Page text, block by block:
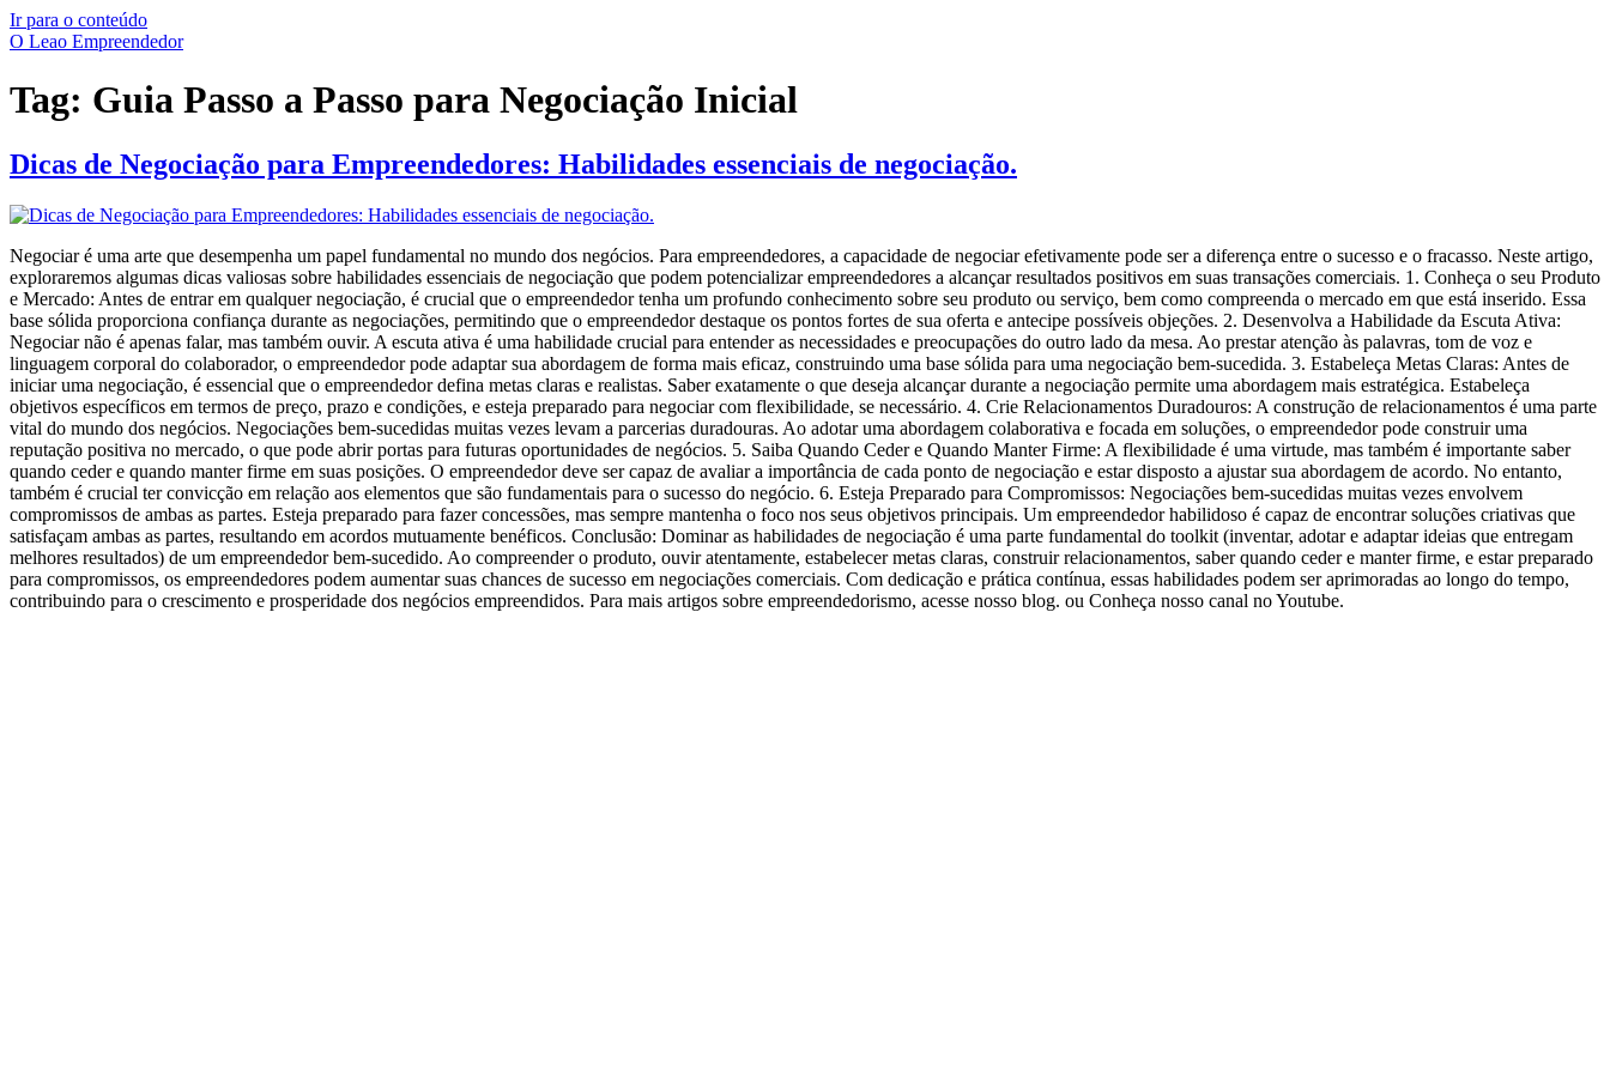
Ir para o conteúdo
O Leao Empreendedor
Tag: Guia Passo a Passo para Negociação Inicial
Dicas de Negociação para Empreendedores: Habilidades essenciais de negociação.
Negociar é uma arte que desempenha um papel fundamental no mundo dos negócios. Para empreendedores, a capacidade de negociar efetivamente pode ser a diferença entre o sucesso e o fracasso. Neste artigo,
exploraremos algumas dicas valiosas sobre habilidades essenciais de negociação que podem potencializar empreendedores a alcançar resultados positivos em suas transações comerciais. 1. Conheça o seu Produto
e Mercado: Antes de entrar em qualquer negociação, é crucial que o empreendedor tenha um profundo conhecimento sobre seu produto ou serviço, bem como compreenda o mercado em que está inserido. Essa
base sólida proporciona confiança durante as negociações, permitindo que o empreendedor destaque os pontos fortes de sua oferta e antecipe possíveis objeções. 2. Desenvolva a Habilidade da Escuta Ativa:
Negociar não é apenas falar, mas também ouvir. A escuta ativa é uma habilidade crucial para entender as necessidades e preocupações do outro lado da mesa. Ao prestar atenção às palavras, tom de voz e
linguagem corporal do colaborador, o empreendedor pode adaptar sua abordagem de forma mais eficaz, construindo uma base sólida para uma negociação bem-sucedida. 3. Estabeleça Metas Claras: Antes de
iniciar uma negociação, é essencial que o empreendedor defina metas claras e realistas. Saber exatamente o que deseja alcançar durante a negociação permite uma abordagem mais estratégica. Estabeleça
objetivos específicos em termos de preço, prazo e condições, e esteja preparado para negociar com flexibilidade, se necessário. 4. Crie Relacionamentos Duradouros: A construção de relacionamentos é uma parte
vital do mundo dos negócios. Negociações bem-sucedidas muitas vezes levam a parcerias duradouras. Ao adotar uma abordagem colaborativa e focada em soluções, o empreendedor pode construir uma
reputação positiva no mercado, o que pode abrir portas para futuras oportunidades de negócios. 5. Saiba Quando Ceder e Quando Manter Firme: A flexibilidade é uma virtude, mas também é importante saber
quando ceder e quando manter firme em suas posições. O empreendedor deve ser capaz de avaliar a importância de cada ponto de negociação e estar disposto a ajustar sua abordagem de acordo. No entanto,
também é crucial ter convicção em relação aos elementos que são fundamentais para o sucesso do negócio. 6. Esteja Preparado para Compromissos: Negociações bem-sucedidas muitas vezes envolvem
compromissos de ambas as partes. Esteja preparado para fazer concessões, mas sempre mantenha o foco nos seus objetivos principais. Um empreendedor habilidoso é capaz de encontrar soluções criativas que
satisfaçam ambas as partes, resultando em acordos mutuamente benéficos. Conclusão: Dominar as habilidades de negociação é uma parte fundamental do toolkit (inventar, adotar e adaptar ideias que entregam
melhores resultados) de um empreendedor bem-sucedido. Ao compreender o produto, ouvir atentamente, estabelecer metas claras, construir relacionamentos, saber quando ceder e manter firme, e estar preparado
para compromissos, os empreendedores podem aumentar suas chances de sucesso em negociações comerciais. Com dedicação e prática contínua, essas habilidades podem ser aprimoradas ao longo do tempo,
contribuindo para o crescimento e prosperidade dos negócios empreendidos. Para mais artigos sobre empreendedorismo, acesse nosso blog. ou Conheça nosso canal no Youtube.